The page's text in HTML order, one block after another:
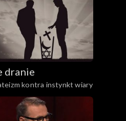
dranie
kontra instynkt wiary